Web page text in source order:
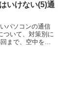
いけない(5)通
パソコンの通信
ついて、対策別に
まで、空中を飛